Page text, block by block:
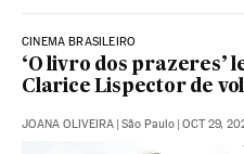
CINEMA BRASILEIRO
‘O livro dos prazeres’
Clarice Lispector de
JOANA OLIVEIRA | São Paulo | OCT 29,